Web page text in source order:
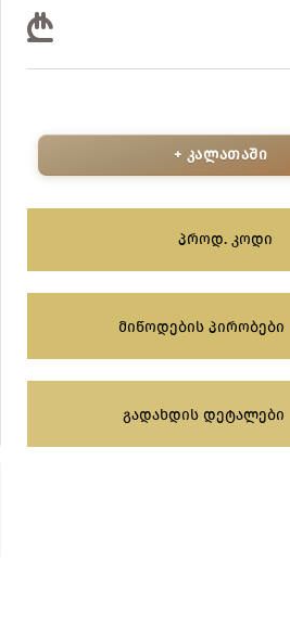
+ კალათაში
პროდ. კოდი
მიწოდების პირობები
გადახდის დეტალები